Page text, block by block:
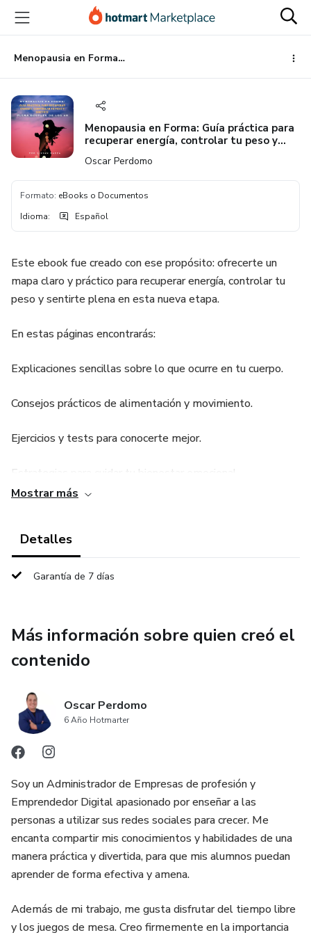
principal
página
de
página
Menopausia en Forma: Guía práctica para recuperar energía, controlar tu peso y sentirte plena después de los 40
Menopausia en Forma: Guía práctica para
recuperar energía, controlar tu peso y
Oscar Perdomo
Formato: eBooks o Documentos
Idioma: Español
Este ebook fue creado con ese propósito: ofrecerte un
mapa claro y práctico para recuperar energía, controlar tu
peso y sentirte plena en esta nueva etapa.
En estas páginas encontrarás:
Explicaciones sencillas sobre lo que ocurre en tu cuerpo.
Consejos prácticos de alimentación y movimiento.
Ejercicios y tests para conocerte mejor.
Estrategias para cuidar tu bienestar emocional.
Además, a lo largo del camino descubrirás herramientas
naturales que pueden potenciar tu proceso.
Mostrar más
Detalles
Garantía de 7 días
Más información sobre quien creó el
contenido
Oscar Perdomo
6 Año Hotmarter
Soy un Administrador de Empresas de profesión y
Emprendedor Digital apasionado por enseñar a las
personas a utilizar sus redes sociales para crecer. Me
encanta compartir mis conocimientos y habilidades de una
manera práctica y divertida, para que mis alumnos puedan
aprender de forma efectiva y amena.
Además de mi trabajo, me gusta disfrutar del tiempo libre
y los juegos de mesa. Creo firmemente en la importancia